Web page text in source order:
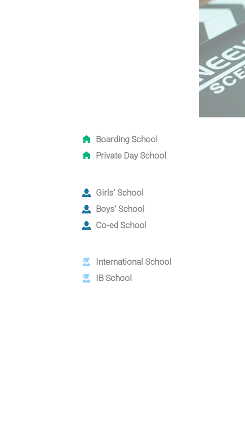
Boarding School
Private Day School
Girls‘ School
Boys‘ School
Co-ed School
International School
IB School